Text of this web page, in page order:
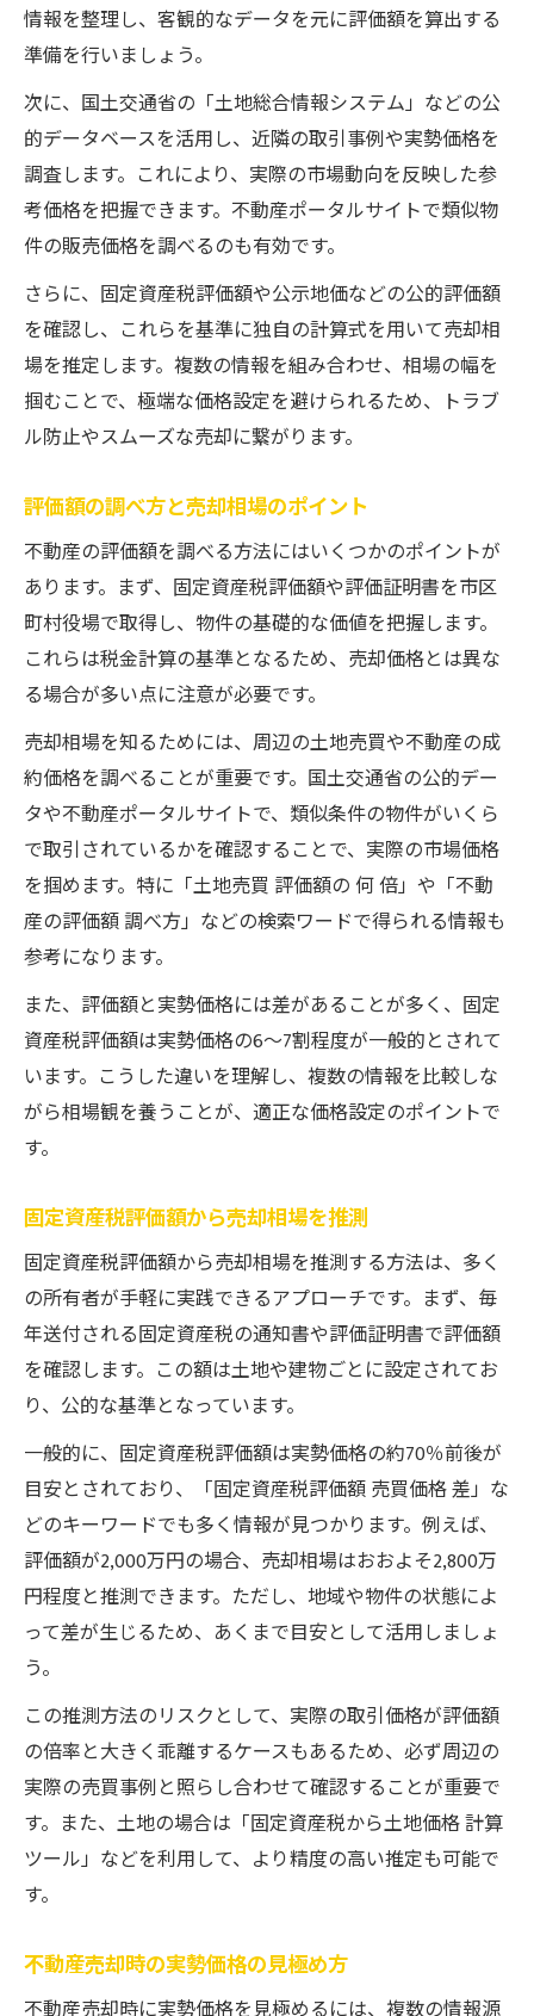
評価額を基に不動産の実勢価格を予測
不動産売却時に役立つ実勢価格の予測法
評価額をもとに売却価格を計算する方法
固定資産税評価額から土地価格を推定
相場倍率を使った不動産売却の目安作成
評価額と実勢価格の関係を具体例で解説
土地の資産価値を調べる具体的な方法
不動産売却前に資産価値を調査する手順
土地価格の調べ方と無料ツール活用術
評価額と売却価値を比較するポイント
路線価や公示地価の調べ方を解説
不動産売却前に役立つ価格算出のポイント
不動産売却前に知るべき価格算出の流れ
評価額と売却相場の差を理解するコツ
算出方法ごとのメリットと注意点解説
自力で不動産売却価格を計算する工夫
公的データを用いた相場観の持ち方
売却相場を自力で見極めるための基礎知識
不動産売却で必要な相場見極めの基礎
評価額を活かした売却相場の調べ方
土地売買に役立つ実勢価格の把握法
評価額と市場価格の違いを理解する視点
倍率や査定ツールの利用ポイント紹介
情報を整理し、客観的なデータを元に評価額を算出する
準備を行いましょう。
次に、国土交通省の「土地総合情報システム」などの公
的データベースを活用し、近隣の取引事例や実勢価格を
調査します。これにより、実際の市場動向を反映した参
考価格を把握できます。不動産ポータルサイトで類似物
件の販売価格を調べるのも有効です。
さらに、固定資産税評価額や公示地価などの公的評価額
を確認し、これらを基準に独自の計算式を用いて売却相
場を推定します。複数の情報を組み合わせ、相場の幅を
掴むことで、極端な価格設定を避けられるため、トラブ
ル防止やスムーズな売却に繋がります。
評価額の調べ方と売却相場のポイント
不動産の評価額を調べる方法にはいくつかのポイントが
あります。まず、固定資産税評価額や評価証明書を市区
町村役場で取得し、物件の基礎的な価値を把握します。
これらは税金計算の基準となるため、売却価格とは異な
る場合が多い点に注意が必要です。
売却相場を知るためには、周辺の土地売買や不動産の成
約価格を調べることが重要です。国土交通省の公的デー
タや不動産ポータルサイトで、類似条件の物件がいくら
で取引されているかを確認することで、実際の市場価格
を掴めます。特に「土地売買 評価額の 何 倍」や「不動
産の評価額 調べ方」などの検索ワードで得られる情報も
参考になります。
また、評価額と実勢価格には差があることが多く、固定
資産税評価額は実勢価格の6〜7割程度が一般的とされて
います。こうした違いを理解し、複数の情報を比較しな
がら相場観を養うことが、適正な価格設定のポイントで
す。
固定資産税評価額から売却相場を推測
固定資産税評価額から売却相場を推測する方法は、多く
の所有者が手軽に実践できるアプローチです。まず、毎
年送付される固定資産税の通知書や評価証明書で評価額
を確認します。この額は土地や建物ごとに設定されてお
り、公的な基準となっています。
一般的に、固定資産税評価額は実勢価格の約70％前後が
目安とされており、「固定資産税評価額 売買価格 差」な
どのキーワードでも多く情報が見つかります。例えば、
評価額が2,000万円の場合、売却相場はおおよそ2,800万
円程度と推測できます。ただし、地域や物件の状態によ
って差が生じるため、あくまで目安として活用しましょ
う。
この推測方法のリスクとして、実際の取引価格が評価額
の倍率と大きく乖離するケースもあるため、必ず周辺の
実際の売買事例と照らし合わせて確認することが重要で
す。また、土地の場合は「固定資産税から土地価格 計算
ツール」などを利用して、より精度の高い推定も可能で
す。
不動産売却時の実勢価格の見極め方